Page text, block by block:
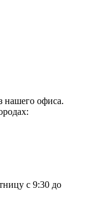
нашего офиса.
с 9:30 до